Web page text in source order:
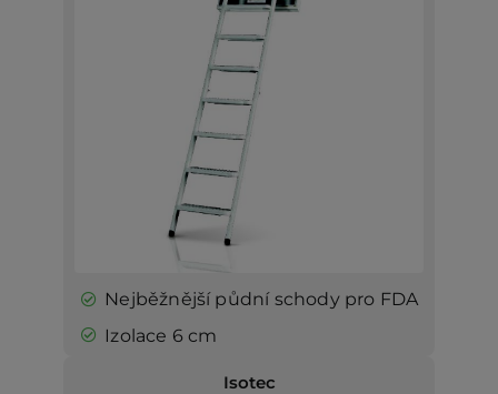
Nejběžnější půdní schody pro FDA
Izolace 6 cm
Isotec